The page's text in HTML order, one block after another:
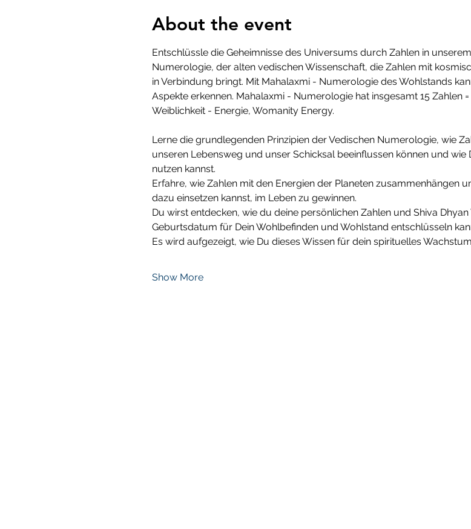
About the event
Entschlüssle die Geheimnisse des Universums durch Zahlen in
Numerologie, der alten vedischen Wissenschaft, die Zahlen mit
in Verbindung bringt. Mit Mahalaxmi - Numerologie des Wohlstands
Aspekte erkennen. Mahalaxmi - Numerologie hat insgesamt 15 Zahlen
Weiblichkeit - Energie, Womanity Energy.
Lerne die grundlegenden Prinzipien der Vedischen Numerologie, wie
unseren Lebensweg und unser Schicksal beeinflussen können und wie
nutzen kannst.
Erfahre, wie Zahlen mit den Energien der Planeten zusammenhängen
dazu einsetzen kannst, im Leben zu gewinnen.
Du wirst entdecken, wie du deine persönlichen Zahlen und Shiva
Geburtsdatum für Dein Wohlbefinden und Wohlstand entschlüsseln
Es wird aufgezeigt, wie Du dieses Wissen für dein spirituelles
Show More